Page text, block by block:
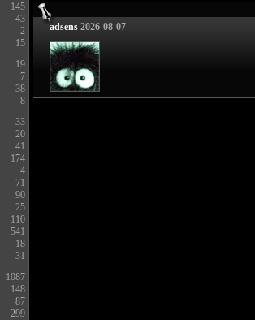
145
43
2
15
19
7
38
8
33
20
41
174
4
71
90
25
110
541
18
31
1087
148
87
299
adsens 2026-08-07